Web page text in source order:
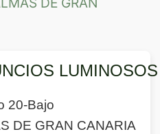
LUMINOSOS
20-Bajo
DE GRAN CANARIA